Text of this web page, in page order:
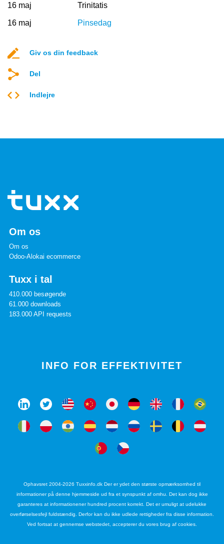
16 maj Trinitatis
16 maj Pinsedag
Giv os din feedback
Del
Indlejre
Om os
Om os
Odoo-Alokai ecommerce
Tuxx i tal
410.000 besøgende
61.000 downloads
183.000 API requests
INFO FOR EFFEKTIVITET
Ophavsret 2004-2026 Tuxxinfo.dk Der er ydet den største opmærksomhed til
informationer på denne hjemmeside ud fra et synspunkt af omhu. Det kan dog ikke
garanteres at informationener hundred procent korrekt. Det er umuligt at udelukke
overførselsesfejl fuldstændig. Derfor kan du ikke udlede rettigheder fra disse information.
Ved fortsat at gennemse webstedet, accepterer du vores brug af cookies.